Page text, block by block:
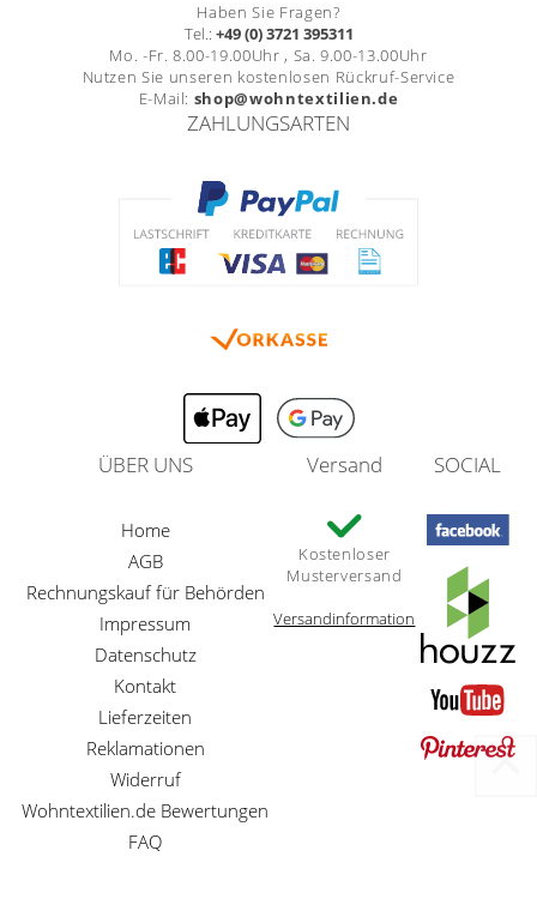
Haben Sie Fragen?
Tel.: +49 (0) 3721 395311
Mo. -Fr. 8.00-19.00Uhr , Sa. 9.00-13.00Uhr
Nutzen Sie unseren kostenlosen Rückruf-Service
E-Mail: shop@wohntextilien.de
ZAHLUNGSARTEN
ÜBER UNS
Home
AGB
Rechnungskauf für Behörden
Impressum
Datenschutz
Kontakt
Lieferzeiten
Reklamationen
Widerruf
Wohntextilien.de Bewertungen
FAQ
Versand
Kostenloser
Musterversand
Versandinformation
SOCIAL